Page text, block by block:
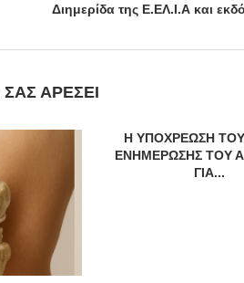
Διημερίδα της Ε.ΕΛ.Ι.Α και
ΑΡΈΣΕΙ
Η ΥΠΟΧΡΕΩΣΗ
ΕΝΗΜΕΡΩΣΗΣ ΤΟΥ
ΓΙΑ...